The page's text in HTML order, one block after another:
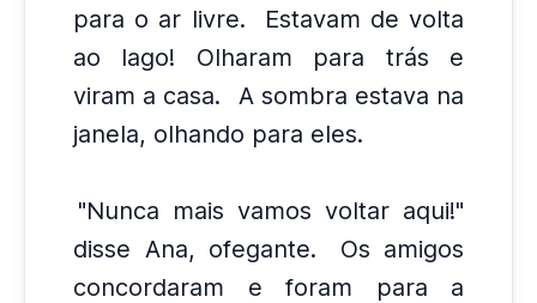
para o ar livre.
Estavam de volta
ao lago! Olharam para trás e
viram a casa.
A sombra estava na
janela, olhando para eles.
"Nunca mais vamos voltar aqui!"
disse Ana, ofegante.
Os amigos
concordaram e foram para a